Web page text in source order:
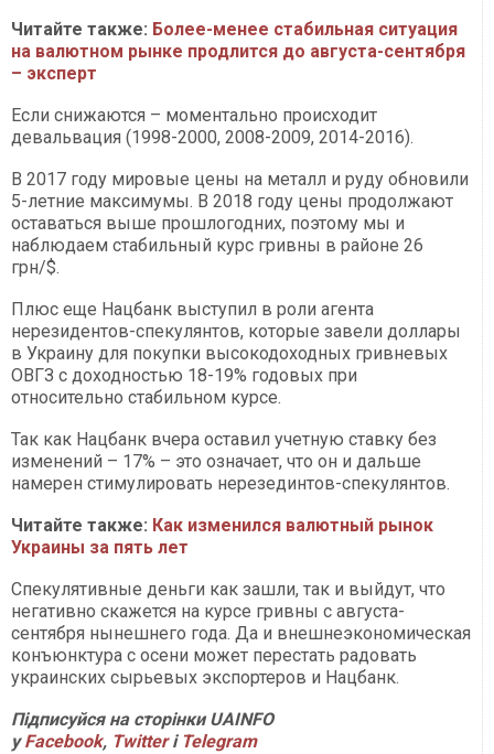
Читайте также: Более-менее стабильная ситуация
на валютном рынке продлится до августа-сентября
– эксперт
Если снижаются – моментально происходит
девальвация (1998-2000, 2008-2009, 2014-2016).
В 2017 году мировые цены на металл и руду обновили
5-летние максимумы. В 2018 году цены продолжают
оставаться выше прошлогодних, поэтому мы и
наблюдаем стабильный курс гривны в районе 26
грн/$.
Плюс еще Нацбанк выступил в роли агента
нерезидентов-спекулянтов, которые завели доллары
в Украину для покупки высокодоходных гривневых
ОВГЗ с доходностью 18-19% годовых при
относительно стабильном курсе.
Так как Нацбанк вчера оставил учетную ставку без
изменений – 17% – это означает, что он и дальше
намерен стимулировать нерезединтов-спекулянтов.
Читайте также: Как изменился валютный рынок
Украины за пять лет
Спекулятивные деньги как зашли, так и выйдут, что
негативно скажется на курсе гривны с августа-
сентября нынешнего года. Да и внешнеэкономическая
конъюнктура с осени может перестать радовать
украинских сырьевых экспортеров и Нацбанк.
Підписуйся на сторінки UAINFO
уFacebook, Twitter і Telegram